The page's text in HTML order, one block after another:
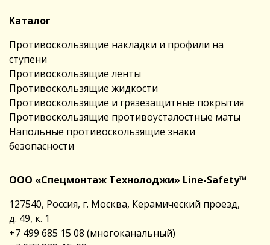
Каталог
Противоскользящие накладки и профили на
ступени
Противоскользящие ленты
Противоскользящие жидкости
Противоскользящие и грязезащитные покрытия
Противоскользящие противоусталостные маты
Напольные противоскользящие знаки
безопасности
ООО «Спецмонтаж Технолоджи» Line-Safety™
127540, Россия, г. Москва, Керамический проезд,
д. 49, к. 1
+7 499 685 15 08 (многоканальный)